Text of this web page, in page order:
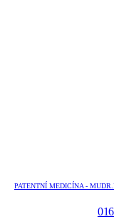
PATENTNÍ MEDICÍNA -